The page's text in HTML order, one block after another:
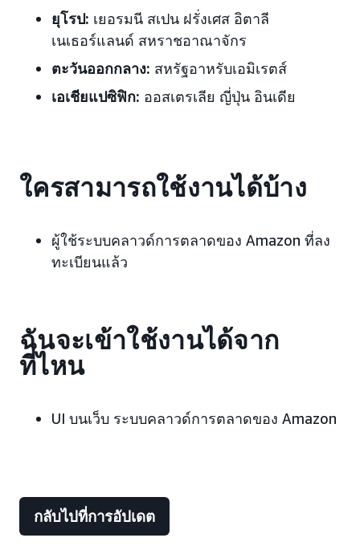
ยุโรป: เยอรมนี สเปน ฝรั่งเศส อิตาลี
เนเธอร์แลนด์ สหราชอาณาจักร
ตะวันออกกลาง: สหรัฐอาหรับเอมิเรตส์
เอเชียแปซิฟิก: ออสเตรเลีย ญี่ปุ่น อินเดีย
ใครสามารถใช้งานได้บ้าง
ผู้ใช้ระบบคลาวด์การตลาดของ Amazon ที่ลง
ทะเบียนแล้ว
ฉันจะเข้าใช้งานได้จาก
ที่ไหน
UI บนเว็บ ระบบคลาวด์การตลาดของ Amazon
กลับไปที่การอัปเดต